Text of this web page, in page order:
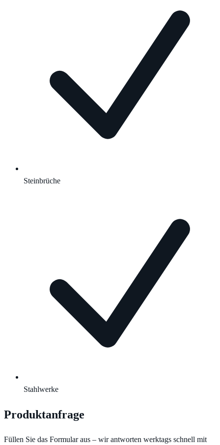
Steinbrüche
Stahlwerke
Produktanfrage
Füllen Sie das Formular aus – wir antworten werktags schnell mit